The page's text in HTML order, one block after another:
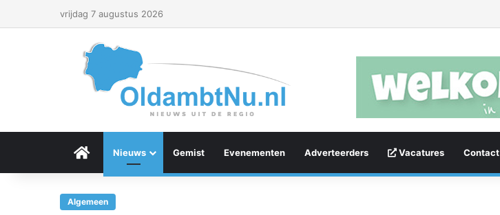
vrijdag 7 augustus 2026
Menu Item
Nieuws Gemist Evenementen Adverteerders Vacatures Contact
Algemeen